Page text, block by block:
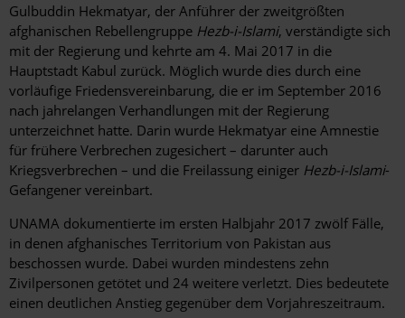
Gulbuddin Hekmatyar, der Anführer der zweitgrößten
afghanischen Rebellengruppe Hezb-i-Islami, verständigte sich
mit der Regierung und kehrte am 4. Mai 2017 in die
Hauptstadt Kabul zurück. Möglich wurde dies durch eine
vorläufige Friedensvereinbarung, die er im September 2016
nach jahrelangen Verhandlungen mit der Regierung
unterzeichnet hatte. Darin wurde Hekmatyar eine Amnestie
für frühere Verbrechen zugesichert – darunter auch
Kriegsverbrechen – und die Freilassung einiger Hezb-i-Islami-
Gefangener vereinbart.
UNAMA dokumentierte im ersten Halbjahr 2017 zwölf Fälle,
in denen afghanisches Territorium von Pakistan aus
beschossen wurde. Dabei wurden mindestens zehn
Zivilpersonen getötet und 24 weitere verletzt. Dies bedeutete
einen deutlichen Anstieg gegenüber dem Vorjahreszeitraum.